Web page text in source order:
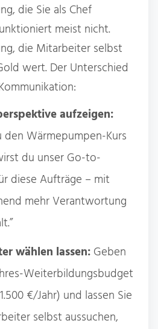
die Sie als Chef
meist nicht.
die Mitarbeiter selbst
wert. Der Unterschied
aufzeigen:
den Wärmepumpen-Kurs
du unser Go-to-
diese Aufträge – mit
mehr Verantwortung
wählen lassen: Geben
Weiterbildungsbudget
€/Jahr) und lassen Sie
selbst aussuchen,